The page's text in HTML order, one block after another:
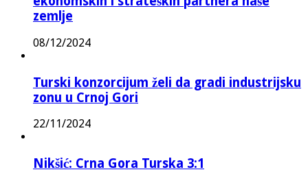
zemlje
08/12/2024
Turski konzorcijum želi da gradi industrijsku
zonu u Crnoj Gori
22/11/2024
Nikšić: Crna Gora Turska 3:1